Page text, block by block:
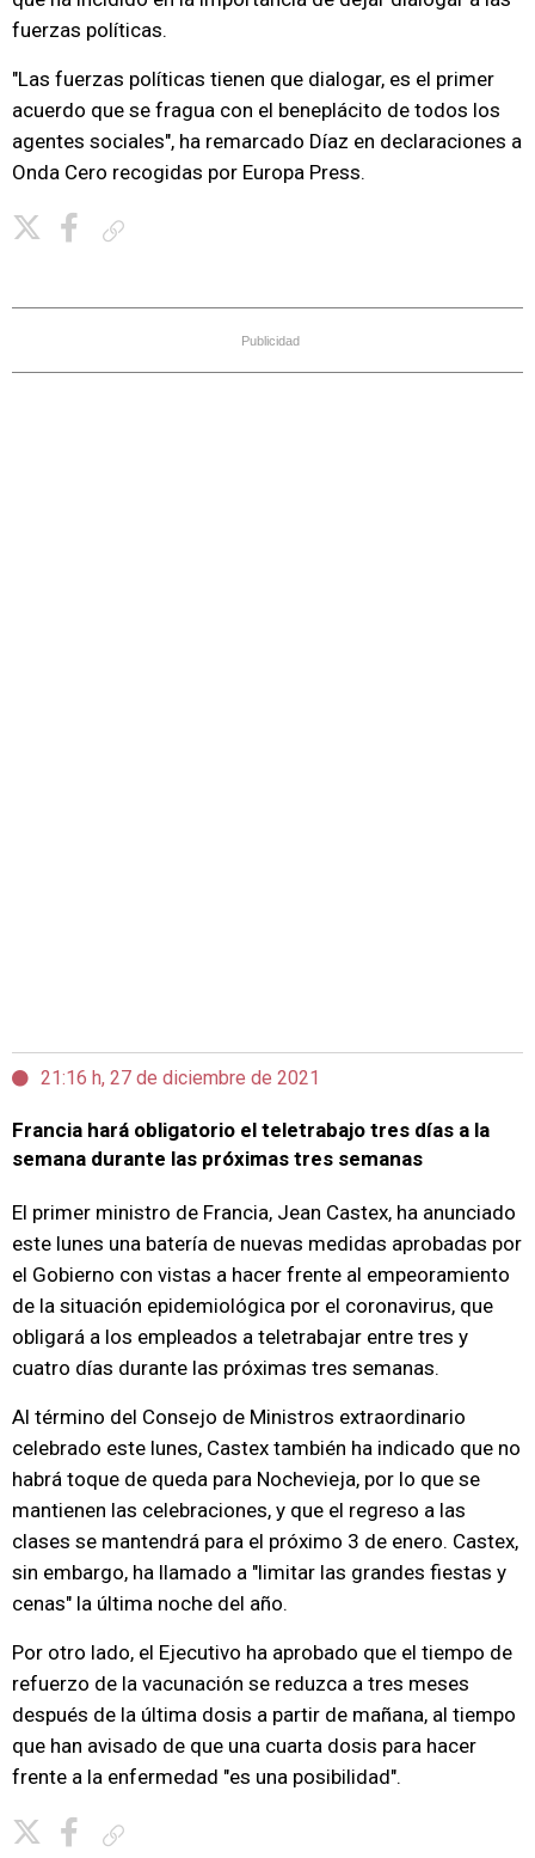
fuerzas políticas.
"Las fuerzas políticas tienen que dialogar, es el primer
acuerdo que se fragua con el beneplácito de todos los
agentes sociales", ha remarcado Díaz en declaraciones a
Onda Cero recogidas por Europa Press.
Publicidad
21:16 h, 27 de diciembre de 2021
Francia hará obligatorio el teletrabajo tres días a la
semana durante las próximas tres semanas
El primer ministro de Francia, Jean Castex, ha anunciado
este lunes una batería de nuevas medidas aprobadas por
el Gobierno con vistas a hacer frente al empeoramiento
de la situación epidemiológica por el coronavirus, que
obligará a los empleados a teletrabajar entre tres y
cuatro días durante las próximas tres semanas.
Al término del Consejo de Ministros extraordinario
celebrado este lunes, Castex también ha indicado que no
habrá toque de queda para Nochevieja, por lo que se
mantienen las celebraciones, y que el regreso a las
clases se mantendrá para el próximo 3 de enero. Castex,
sin embargo, ha llamado a "limitar las grandes fiestas y
cenas" la última noche del año.
Por otro lado, el Ejecutivo ha aprobado que el tiempo de
refuerzo de la vacunación se reduzca a tres meses
después de la última dosis a partir de mañana, al tiempo
que han avisado de que una cuarta dosis para hacer
frente a la enfermedad "es una posibilidad".